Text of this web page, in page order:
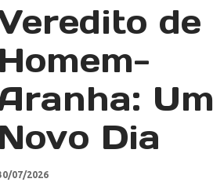
de
Um
Dia
07/2026